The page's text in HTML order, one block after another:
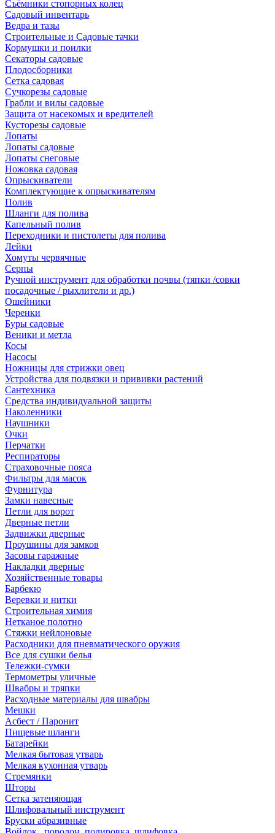
Съёмники стопорных колец
Садовый инвентарь
Ведра и тазы
Строительные и Садовые тачки
Кормушки и поилки
Секаторы садовые
Плодосборники
Сетка садовая
Сучкорезы садовые
Грабли и вилы садовые
Защита от насекомых и вредителей
Кусторезы садовые
Лопаты
Лопаты садовые
Лопаты снеговые
Ножовка садовая
Опрыскиватели
Комплектующие к опрыскивателям
Полив
Шланги для полива
Капельный полив
Переходники и пистолеты для полива
Лейки
Хомуты червячные
Серпы
Ручной инструмент для обработки почвы (тяпки /совки
посадочные / рыхлители и др.)
Ошейники
Черенки
Буры садовые
Веники и метла
Косы
Насосы
Ножницы для стрижки овец
Устройства для подвязки и прививки растений
Сантехника
Средства индивидуальной защиты
Наколенники
Наушники
Очки
Перчатки
Респираторы
Страховочные пояса
Фильтры для масок
Фурнитура
Замки навесные
Петли для ворот
Дверные петли
Задвижки дверные
Проушины для замков
Засовы гаражные
Накладки дверные
Хозяйственные товары
Барбекю
Веревки и нитки
Строительная химия
Нетканое полотно
Стяжки нейлоновые
Расходники для пневматического оружия
Все для сушки белья
Тележки-сумки
Термометры уличные
Швабры и тряпки
Расходные материалы для швабры
Мешки
Асбест / Паронит
Пищевые шланги
Батарейки
Мелкая бытовая утварь
Мелкая кухонная утварь
Стремянки
Шторы
Сетка затеняющая
Шлифовальный инструмент
Бруски абразивные